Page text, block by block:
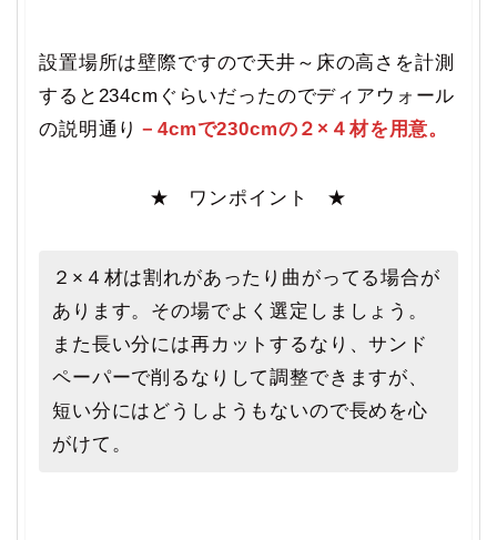
設置場所は壁際ですので天井～床の高さを計測
すると234cmぐらいだったのでディアウォール
の説明通り －4cmで230cmの２×４材を用意。
★ ワンポイント ★
２×４材は割れがあったり曲がってる場合が
あります。その場でよく選定しましょう。
また長い分には再カットするなり、サンド
ペーパーで削るなりして調整できますが、
短い分にはどうしようもないので長めを心
がけて。